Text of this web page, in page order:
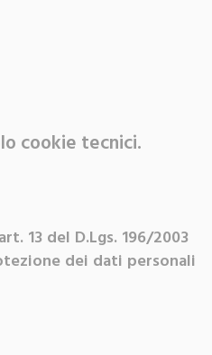
cookie tecnici.
13 del D.Lgs. 196/2003
dei dati personali